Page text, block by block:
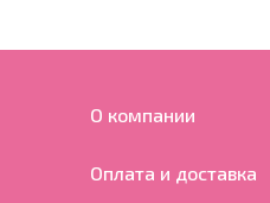
О компании
Оплата и доставка